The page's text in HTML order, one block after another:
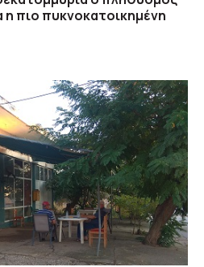
η πιο πυκνοκατοικημένη